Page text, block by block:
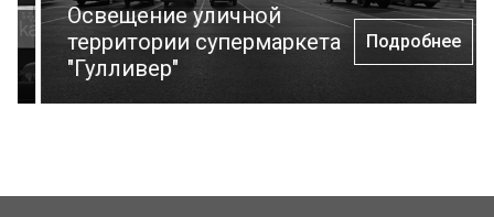
Освещение уличной
территории супермаркета
"Гулливер"
Подробнее